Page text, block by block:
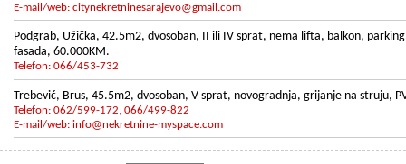
E-mail/web: citynekretninesarajevo@gmail.com
Podgrab, Užička, 42.5m2, dvosoban, II ili IV sprat, nema lifta, balkon,
fasada, 60.000KM.
Telefon: 066/453-732
Trebević, Brus, 45.5m2, dvosoban, V sprat, novogradnja, grijanje na struju,
Telefon: 062/599-172, 066/499-822
E-mail/web: info@nekretnine-myspace.com